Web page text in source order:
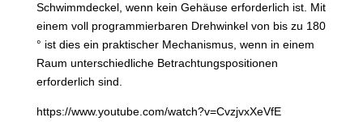
Schwimmdeckel, wenn kein Gehäuse erforderlich ist. Mit
einem voll programmierbaren Drehwinkel von bis zu 180
° ist dies ein praktischer Mechanismus, wenn in einem
Raum unterschiedliche Betrachtungspositionen
erforderlich sind.
https://www.youtube.com/watch?v=CvzjvxXeVfE